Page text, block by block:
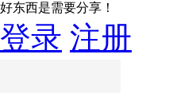
好东西是需要分享！
登录 注册